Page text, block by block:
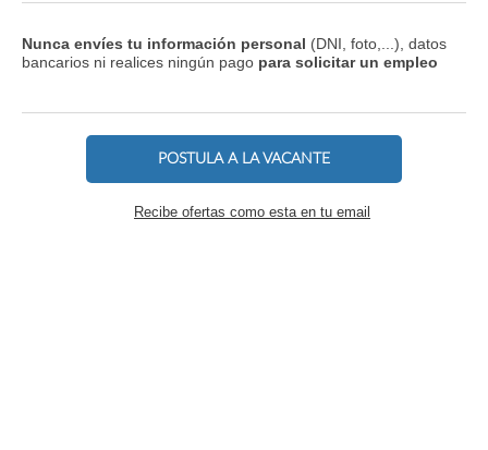
Nunca envíes tu información personal (DNI, foto,...), datos
bancarios ni realices ningún pago para solicitar un empleo
POSTULA A LA VACANTE
Recibe ofertas como esta en tu email